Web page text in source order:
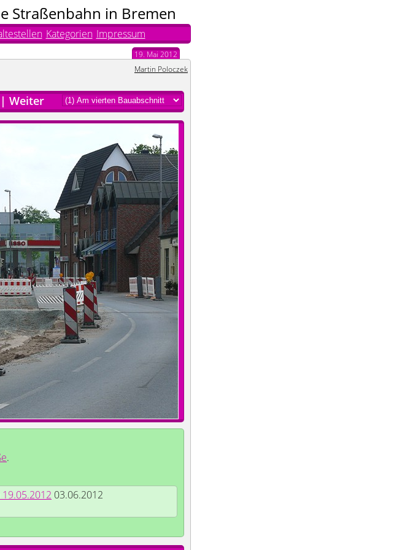
Straßenbahn in Bremen
Kategorien Impressum
19. Mai 2012
Martin Poloczek
| Weiter
.
03.06.2012